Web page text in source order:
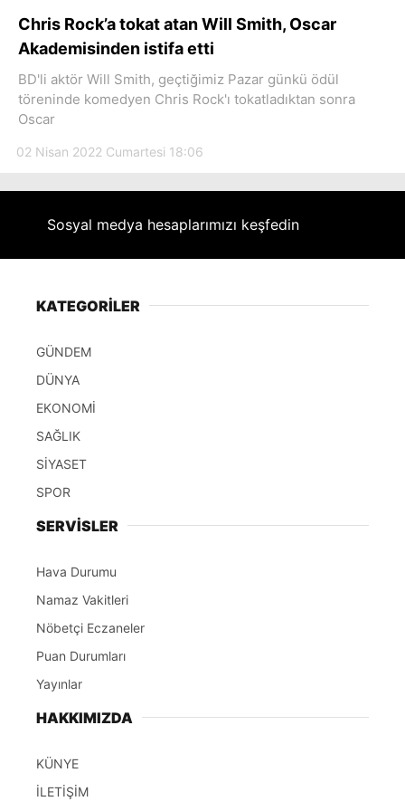
Facebook
Youtube
Chris Rock’a tokat atan Will Smith, Oscar
Akademisinden istifa etti
BD'li aktör Will Smith, geçtiğimiz Pazar günkü ödül
töreninde komedyen Chris Rock'ı tokatladıktan sonra
Oscar
02 Nisan 2022 Cumartesi 18:06
Sosyal medya hesaplarımızı keşfedin
KATEGORİLER
GÜNDEM
DÜNYA
EKONOMİ
SAĞLIK
SİYASET
SPOR
SERVİSLER
Hava Durumu
Namaz Vakitleri
Nöbetçi Eczaneler
Puan Durumları
Yayınlar
HAKKIMIZDA
KÜNYE
İLETİŞİM